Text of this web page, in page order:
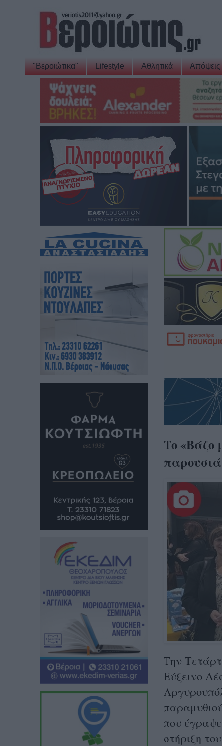
"Βεροιώτικα" Lifestyle Αθλητικά Απόψεις
Το «Βάζο
Την
Εύξεινο
που
στήριξη